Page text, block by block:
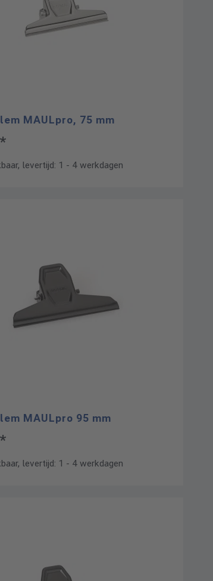
MAULpro, 75 mm
levertijd: 1 - 4 werkdagen
MAULpro 95 mm
levertijd: 1 - 4 werkdagen